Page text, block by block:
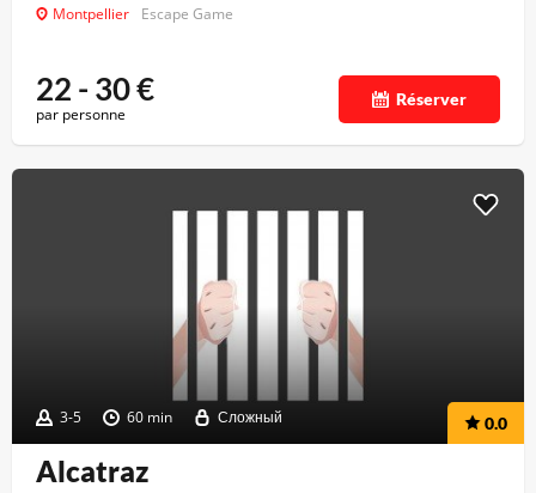
Montpellier Escape Game
22 - 30€
par personne
Réserver
3-5 60 min Сложный 0.0
Alcatraz